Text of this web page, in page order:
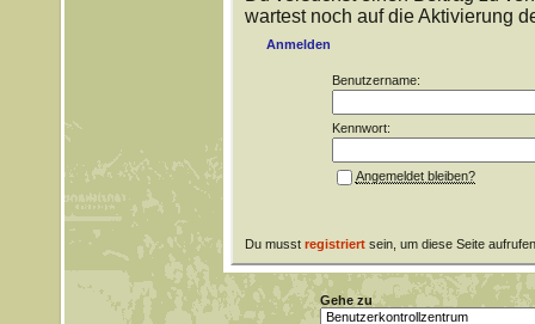
wartest noch auf die Aktivierung
Anmelden
Benutzername:
Kennwort:
Angemeldet bleiben?
Du musst registriertsein, um diese Seite
Gehe zu